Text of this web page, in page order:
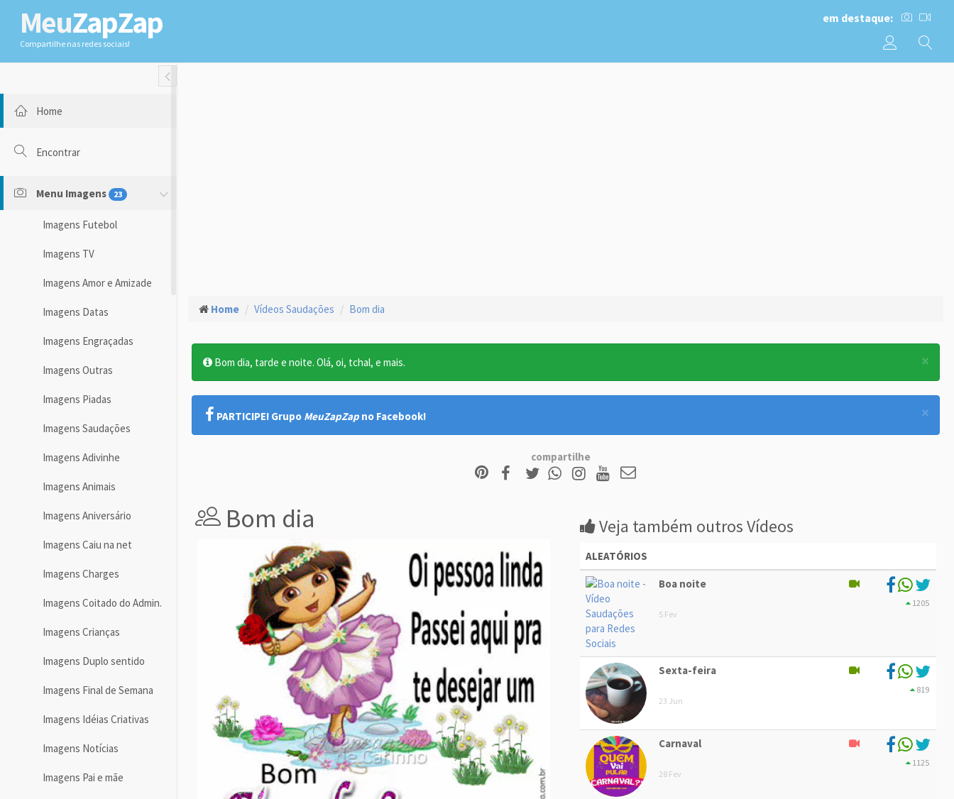
MeuZapZap
Compartilhe nas redes sociais!
em destaque:
Toggle Fullwidth
Home
Encontrar
Menu Imagens 23
Imagens Futebol
Imagens TV
Imagens Amor e Amizade
Imagens Datas
Imagens Engraçadas
Imagens Outras
Imagens Piadas
Imagens Saudações
Imagens Adivinhe
Imagens Animais
Imagens Aniversário
Imagens Caiu na net
Imagens Charges
Imagens Coitado do Admin.
Imagens Crianças
Imagens Duplo sentido
Imagens Final de Semana
Imagens Idéias Criativas
Imagens Notícias
Imagens Pai e mãe
Home Vídeos Saudações Bom dia
×
Bom dia, tarde e noite. Olá, oi, tchal, e mais.
×
PARTICIPE! Grupo MeuZapZap no Facebook!
compartilhe
Bom dia Veja também outros Vídeos
ALEATÓRIOS
Boa noite
5 Fev
1205
Sexta-feira
23 Jun
819
Carnaval
28 Fev
1125